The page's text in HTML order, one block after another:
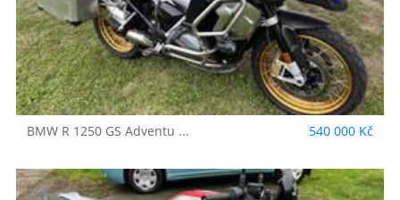
BMW R 1250 GS Adventu ... 540 000 Kč